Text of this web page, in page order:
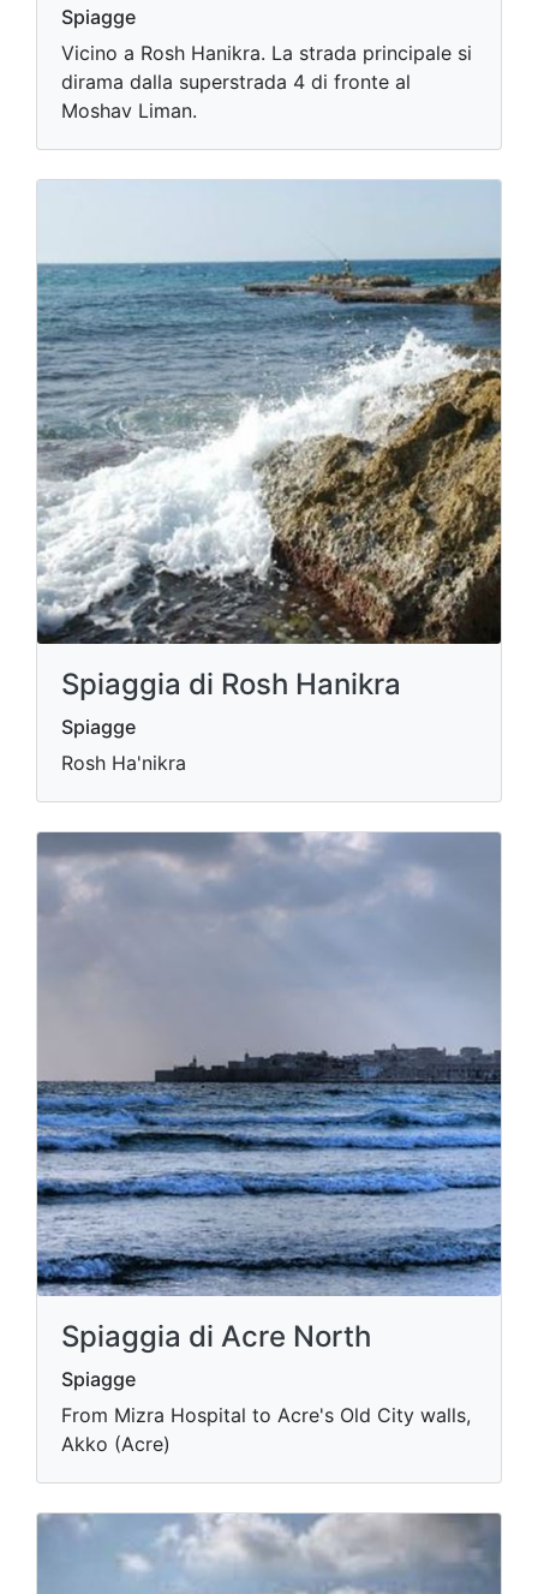
Spiagge
Vicino a Rosh Hanikra. La strada principale si
dirama dalla superstrada 4 di fronte al
Moshav Liman.
Spiaggia di Rosh Hanikra
Spiagge
Rosh Ha'nikra
Spiaggia di Acre North
Spiagge
From Mizra Hospital to Acre's Old City walls,
Akko (Acre)